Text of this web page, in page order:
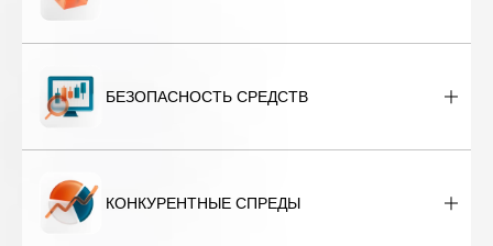
БЕЗОПАСНОСТЬ СРЕДСТВ
КОНКУРЕНТНЫЕ СПРЕДЫ